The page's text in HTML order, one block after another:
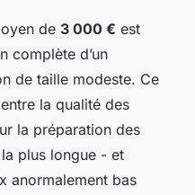
de 3 000 € est
complète d’un
de taille modeste. Ce
la qualité des
la préparation des
plus longue - et
anormalement bas